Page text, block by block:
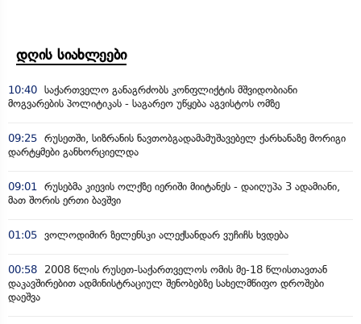
დღის სიახლეები
10:40 საქართველო განაგრძობს კონფლიქტის მშვიდობიანი
მოგვარების პოლიტიკას - საგარეო უწყება აგვისტოს ომზე
09:25 რუსეთში, სიზრანის ნავთობგადამამუშავებელ ქარხანაზე მორიგი
დარტყმები განხორციელდა
09:01
რუსებმა კიევის ოლქზე იერიში მიიტანეს - დაიღუპა 3 ადამიანი,
მათ შორის ერთი ბავშვი
01:05 ვოლოდიმირ ზელენსკი ალექსანდარ ვუჩიჩს ხვდება
00:58
2008 წლის რუსეთ-საქართველოს ომის მე-18 წლისთავთან
დაკავშირებით ადმინისტრაციულ შენობებზე სახელმწიფო დროშები
დაეშვა